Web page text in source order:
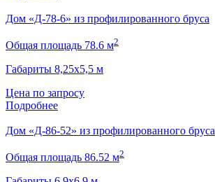
Дом «Д-78-6» из профилированного бруса
Общая площадь 78.6 м2
Габариты 8,25х5,5 м
Цена по запросу
Подробнее
Дом «Д-86-52» из профилированного бруса
Общая площадь 86.52 м2